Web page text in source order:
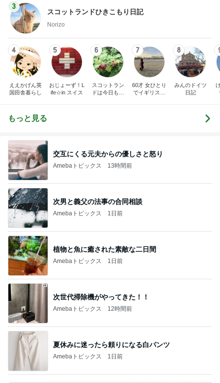
3
スコットランドひきこもり日記
Norizo
4
ええかげん英
国田舎暮らし
5
おじょーず！L
ife☆in スイス
6
スコットラン
ドは今日も曇
7
60才 女ひとり
でイギリスに
8
みんのドイツ
日記
もっと見る
交互にくる元夫からの優しさと怒り
Amebaトピックス 13時間前
次男と義父の法事の合同相談
Amebaトピックス 1日前
植物と魚に癒された素敵な二日間
Amebaトピックス 1日前
次世代掃除機がやってきた！！
Amebaトピックス 12時間前
夏休みに迷ったら頼りになる白パンツ
Amebaトピックス 1日前